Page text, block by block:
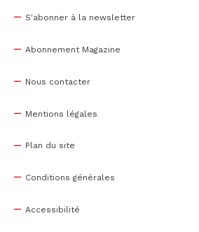
S'abonner à la newsletter
Abonnement Magazine
Nous contacter
Mentions légales
Plan du site
Conditions générales
Accessibilité